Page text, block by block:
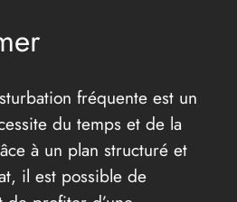
fréquente est un
du temps et de la
à un plan structuré et
il est possible de